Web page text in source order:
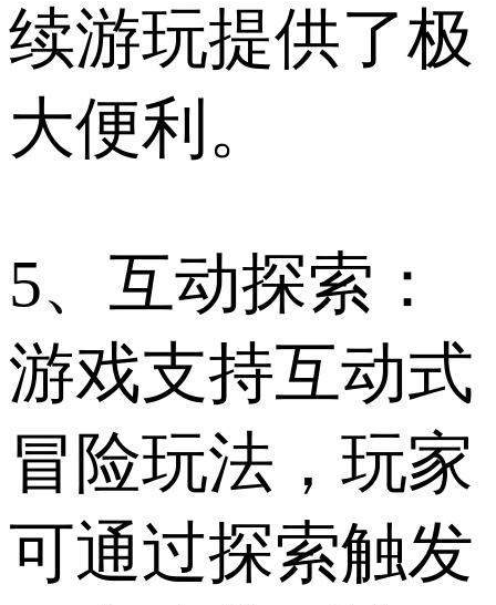
续游玩提供了极
大便利。
5、互动探索：
游戏支持互动式
冒险玩法，玩家
可通过探索触发